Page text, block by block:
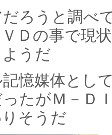
ろうと調べ
Ｄの事で現
うだ
憶媒体とし
たがＭ－Ｄ
そうだ